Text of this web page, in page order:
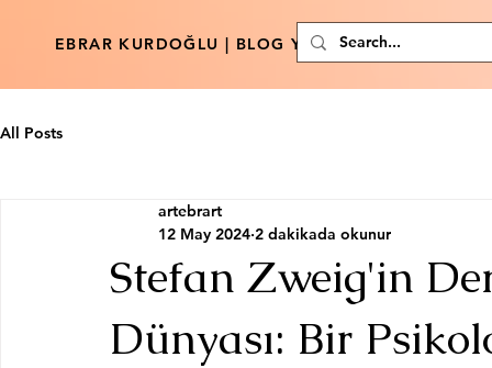
EBRAR KURDOĞLU | BLOG YAZARI
All Posts
Stefan Zweig'in
Dünyası: Bir
artebrart
12 May 2024 2 dakikada okunur